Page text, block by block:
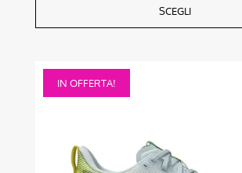
SCEGLI
IN OFFERTA!
Questo
prodotto
varianti.